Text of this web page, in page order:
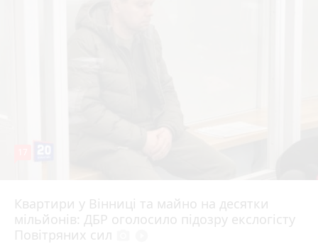
Квартири у Вінниці та майно на десятки
мільйонів: ДБР оголосило підозру екслогісту
Повітряних сил
6 серпня 2026 р.